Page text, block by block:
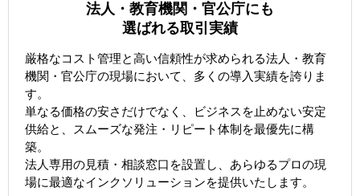
法人・教育機関・官公庁にも
選ばれる取引実績
厳格なコスト管理と高い信頼性が求められる法人・教育
機関・官公庁の現場において、多くの導入実績を誇りま
す。
単なる価格の安さだけでなく、ビジネスを止めない安定
供給と、スムーズな発注・リピート体制を最優先に構
築。
法人専用の見積・相談窓口を設置し、あらゆるプロの現
場に最適なインクソリューションを提供いたします。